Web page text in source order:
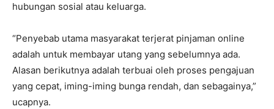
hubungan sosial atau keluarga.
“Penyebab utama masyarakat terjerat pinjaman online
adalah untuk membayar utang yang sebelumnya ada.
Alasan berikutnya adalah terbuai oleh proses pengajuan
yang cepat, iming-iming bunga rendah, dan sebagainya,”
ucapnya.